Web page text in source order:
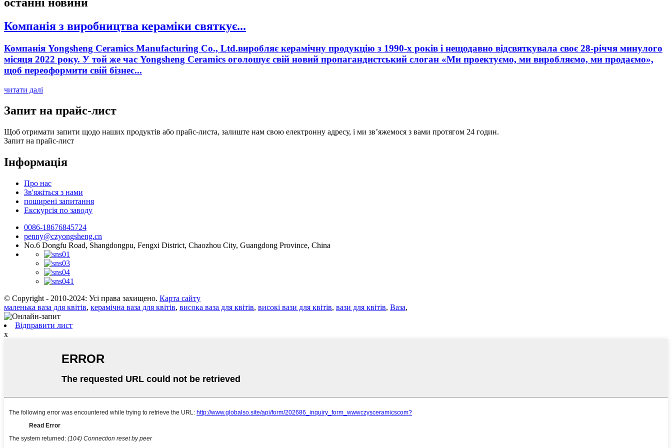
Компанія з виробництва кераміки святкує...
Компанія Yongsheng Ceramics Manufacturing Co., Ltd.виробляє керамічну продукцію з 1990-х років і нещодавно відсвяткувала своє 28-річчя минулого
місяця 2022 року. У той же час Yongsheng Ceramics оголошує свій новий пропагандистський слоган «Ми проектуємо, ми виробляємо, ми продаємо»,
щоб переоформити свій бізнес...
читати далі
Запит на прайс-лист
Щоб отримати запити щодо наших продуктів або прайс-листа, залиште нам свою електронну адресу, і ми зв’яжемося з вами протягом 24 годин.
Запит на прайс-лист
Інформація
Про нас
Зв'яжіться з нами
поширені запитання
Екскурсія по заводу
0086-18676845724
penny@czyongsheng.cn
No.6 Dongfu Road, Shangdongpu, Fengxi District, Chaozhou City, Guangdong Province, China
© Copyright - 2010-2024: Усі права захищено. Карта сайту
маленька ваза для квітів, керамічна ваза для квітів, висока ваза для квітів, високі вази для квітів, вази для квітів, Ваза,
Відправити лист
x